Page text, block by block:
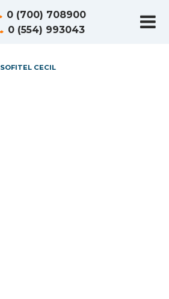
0 (700) 708900
0 (554) 993043
SOFITEL CECIL